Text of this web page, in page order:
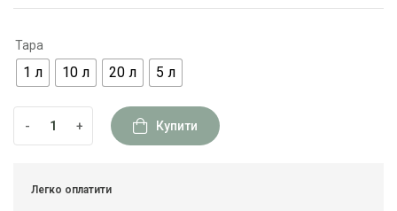
Тара
1 л 10 л 20 л 5 л
- + Купити
Легко оплатити